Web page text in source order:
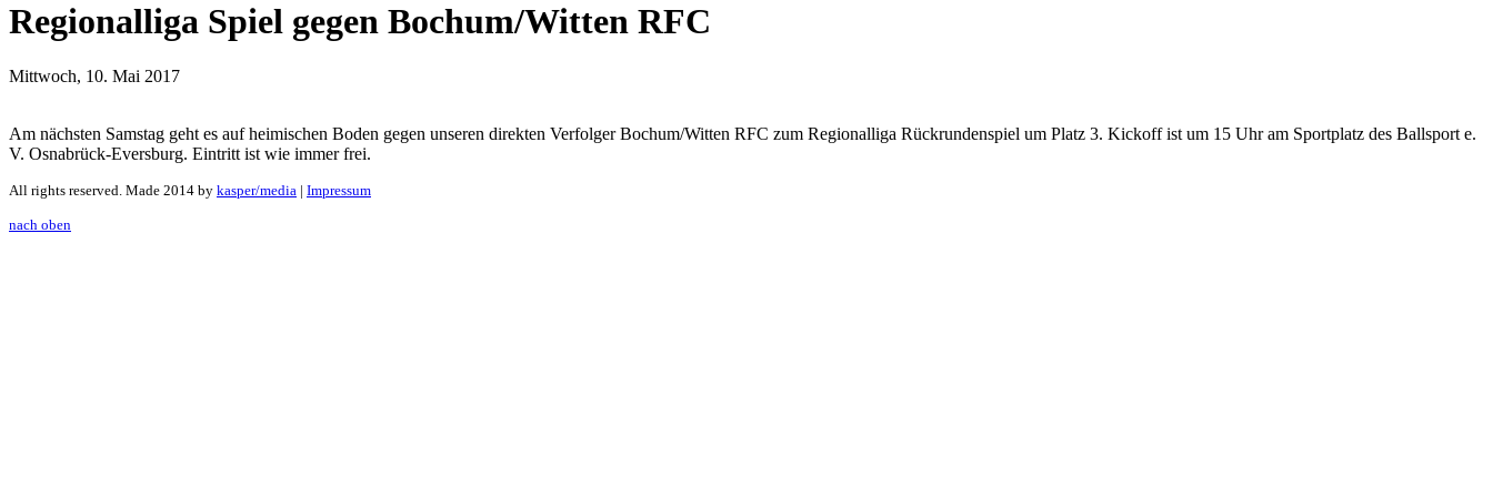
Regionalliga Spiel gegen Bochum/Witten RFC
Mittwoch, 10. Mai 2017
Am nächsten Samstag geht es auf heimischen Boden gegen unseren direkten Verfolger Bochum/Witten RFC zum Regionalliga Rückrundenspiel um Platz 3. Kickoff ist um 15 Uhr am Sportplatz des Ballsport e.
V. Osnabrück-Eversburg. Eintritt ist wie immer frei.
All rights reserved. Made 2014 by kasper/media | Impressum
nach oben